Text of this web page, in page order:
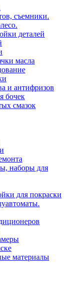
съемники.
деталей
масла
и антифризов
бочек
смазок
наборы для
для покраски
материалы